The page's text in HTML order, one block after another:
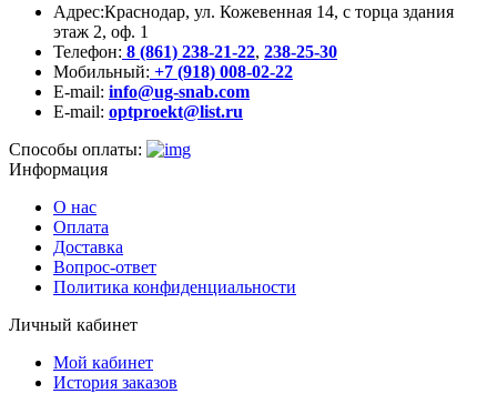
Адрес:Краснодар, ул. Кожевенная 14, с торца здания
этаж 2, оф. 1
Телефон: 8 (861) 238-21-22, 238-25-30
Мобильный: +7 (918) 008-02-22
E-mail: info@ug-snab.com
E-mail: optproekt@list.ru
Способы оплаты:
Информация
О нас
Оплата
Доставка
Вопрос-ответ
Политика конфиденциальности
Личный кабинет
Мой кабинет
История заказов